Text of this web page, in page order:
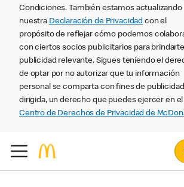
Condiciones. También estamos actualizando
nuestra Declaración de Privacidad con el
propósito de reflejar cómo podemos
con ciertos socios publicitarios para brindarte
publicidad relevante. Sigues teniendo el
de optar por no autorizar que tu información
personal se comparta con fines de publicidad
dirigida, un derecho que puedes ejercer en el
Centro de Derechos de Privacidad de